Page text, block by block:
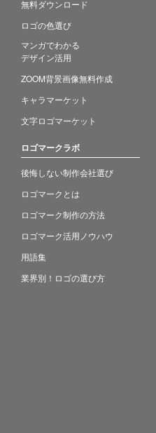
無料ダウンロード
ロゴの色選び
マンガでわかる
デザイン活用
ZOOM背景画像無料作成
キャラマーケット
文字ロゴマーケット
ロゴマークラボ
後悔しない制作会社選び
ロゴマークとは
ロゴマーク制作の方法
ロゴマーク活用ノウハウ
用語集
業界別！ロゴの選び方